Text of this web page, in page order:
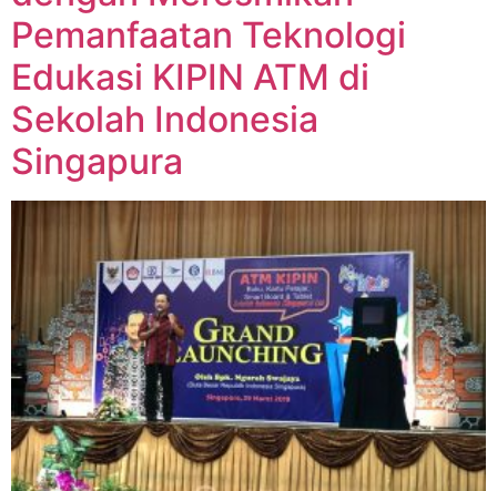
Pemanfaatan Teknologi
Edukasi KIPIN ATM di
Sekolah Indonesia
Singapura